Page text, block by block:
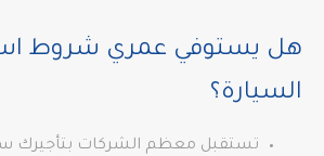
هل يستوفي عمري شروط
السيارة؟
تستقبل معظم الشركات بتأجيرك